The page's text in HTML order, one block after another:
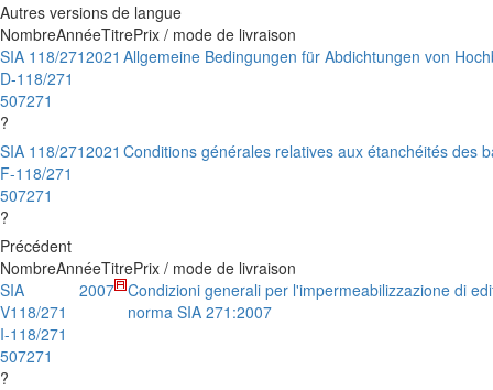
Autres versions de langue
NombreAnnéeTitrePrix / mode de livraison
SIA 118/271
D-118/271
507271
?
2021 Allgemeine Bedingungen für Abdichtungen von
SIA 118/271
F-118/271
507271
?
2021 Conditions générales relatives aux étanchéités des
Précédent
NombreAnnéeTitrePrix / mode de livraison
SIA
V118/271
I-118/271
507271
?
2007 Condizioni generali per l'impermeabilizzazione di
norma SIA 271:2007